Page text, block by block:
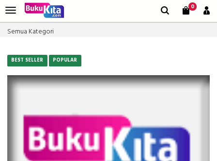
0
Semua Kategori
BEST SELLER POPULAR